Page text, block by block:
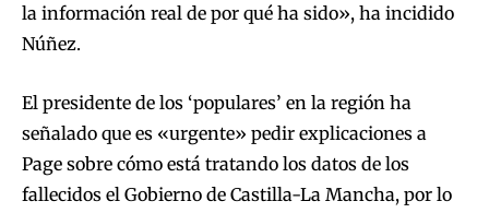
la información real de por qué ha sido», ha incidido
Núñez.
El presidente de los ‘populares’ en la región ha
señalado que es «urgente» pedir explicaciones a
Page sobre cómo está tratando los datos de los
fallecidos el Gobierno de Castilla-La Mancha, por lo